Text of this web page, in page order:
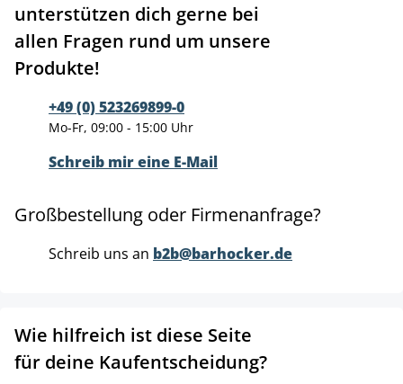
unterstützen dich gerne bei
allen Fragen rund um unsere
Produkte!
+49 (0) 523269899-0
Mo-Fr, 09:00 - 15:00 Uhr
Schreib mir eine E-Mail
Großbestellung oder Firmenanfrage?
Schreib uns an b2b@barhocker.de
Wie hilfreich ist diese Seite
für deine Kaufentscheidung?